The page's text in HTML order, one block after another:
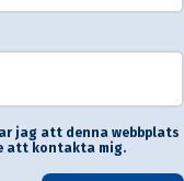
jag att denna webbplats
att kontakta mig.